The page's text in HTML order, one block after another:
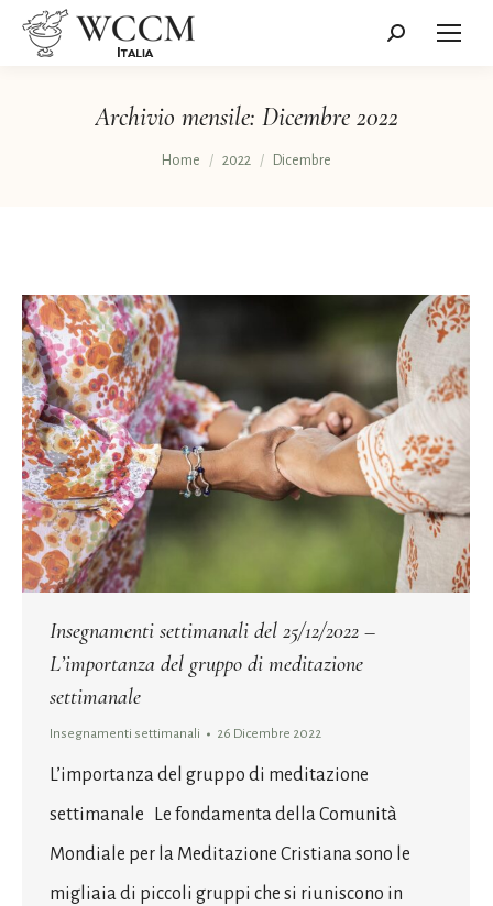
Cerca:
Archivio mensile: Dicembre 2022
Tu sei qui:
Home 2022 Dicembre
Insegnamenti settimanali del 25/12/2022 –
L’importanza del gruppo di meditazione
settimanale
Insegnamenti settimanali 26 Dicembre 2022
L’importanza del gruppo di meditazione
settimanale Le fondamenta della Comunità
Mondiale per la Meditazione Cristiana sono le
migliaia di piccoli gruppi che si riuniscono in